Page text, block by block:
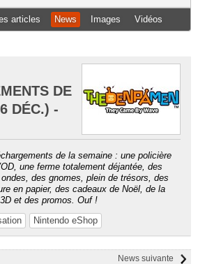
articles News Images Vidéos
DE
DÉC.) -
de la semaine : une policière
une ferme totalement déjantée, des
des gnomes, plein de trésors, des
en papier, des cadeaux de Noël, de la
et des promos. Ouf !
Nintendo eShop
News suivante